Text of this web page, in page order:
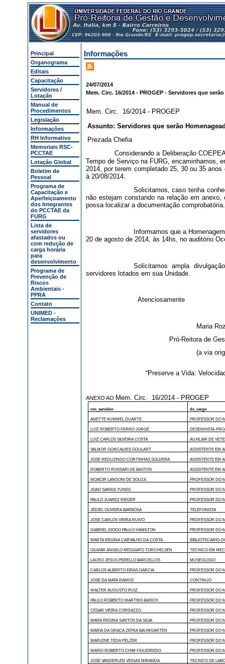
Principal
Organograma
Editais
Capacitação
Servidores /
Lotação
Manual de
Procedimentos
Legislação
Informações
RH Informativo
Memoriais RSC-
PCCTAE
Lotação Global
Boletim de
Pessoal
Programa de
Capacitação e
Aperfeiçoamento
dos Integrantes
do PCCTAE da
FURG
Lista de
servidores
afastados ou
com redução de
carga horária
para
desenvolvimento
Programa de
Prevenção de
Riscos
Ambientais -
PPRA
Contato
UNIMED -
Reclamações
Informações
24/07/2014
Mem. Circ. 16/2014 - PROGEP - Servidores que
Mem. Circ. 16/2014 - PROGEP
Assunto: Servidores que serão
Prezada Chefia
Considerando a Deliberação
Tempo de Serviço na FURG, encaminhamos,
2014, por terem completado 25, 30 ou 35 anos
à 20/08/2014.
Solicitamos, caso tenha
não estejam constando na relação em
possa localizar a documentação comprobatória.
Informamos que a
20 de agosto de 2014, às 14hs, no auditório
Solicitamos ampla
servidores lotados em sua Unidade.
Atenciosamente
Maria
Pró-Reitora de
(a via
“Preserve a Vida:
ANEXO AO Mem. Circ. 16/2014 - PROGEP
nm_servidor ds_cargo
ANETTE KUMMEL DUARTE PROFESSOR DO
LUIZ ROBERTO FERRO JORGE DESENHISTA-
LUIZ CARLOS SILVEIRA COSTA AUXILIAR DE
VALMOR GONCALVES GOULART ASSISTENTE EM
JOSE REDUZINDO CORTINHAS SOLDERA ASSISTENTE EM
ROBERTO ROSSARI DE BASTOS ASSISTENTE EM
MOACIR LANGONI DE SOUZA PROFESSOR DO
JOAO SARKIS YUNES PROFESSOR DO
PAULO JUAREZ RIEGER PROFESSOR DO
JEDIEL OLIVEIRA BARBOSA TELEFONISTA
JOSE CARLOS VIEIRA RUIVO PROFESSOR DO
GABRIEL DIOGO PAULO HAMILTON PROFESSOR DO
MARTA REGINA CARVALHO DA COSTA BIBLIOTECARIO-
GILMAR ANGELO MEGGIATO TORCHELSEN TECNICO EM
LAURO JESUS PERELLO BARCELLOS MUSEOLOGO
CARLOS ALBERTO EIRAS GARCIA PROFESSOR DO
JOSE DA MATA RAMOS CONTINUO
WALTER AUGUSTO RUIZ PROFESSOR DO
PAULO ROBERTO MARTINS BAISCH PROFESSOR DO
CESAR VIEIRA CORDAZZO PROFESSOR DO
MARA REGINA SANTOS DA SILVA PROFESSOR DO
MARIA DA GRACA ZEPKA BAUMGARTEN PROFESSOR DO
MARLENE TEDA PELZER PROFESSOR DO
MARIO ROBERTO CHIM FIGUEIREDO PROFESSOR DO
JOSE VANDERLEN VEIGAS MIRANDA TECNICO DE